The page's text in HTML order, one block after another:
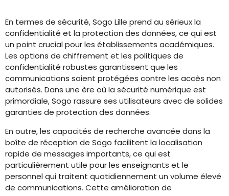
En termes de sécurité, Sogo Lille prend au sérieux la
confidentialité et la protection des données, ce qui est
un point crucial pour les établissements académiques.
Les options de chiffrement et les politiques de
confidentialité robustes garantissent que les
communications soient protégées contre les accès non
autorisés. Dans une ère où la sécurité numérique est
primordiale, Sogo rassure ses utilisateurs avec de solides
garanties de protection des données.
En outre, les capacités de recherche avancée dans la
boîte de réception de Sogo facilitent la localisation
rapide de messages importants, ce qui est
particulièrement utile pour les enseignants et le
personnel qui traitent quotidiennement un volume élevé
de communications. Cette amélioration de